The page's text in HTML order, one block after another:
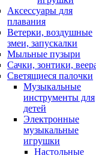
Аксессуары для
плавания
Ветерки, воздушные
змеи, запускалки
Мыльные пузыри
Сачки, зонтики,
Светящиеся палочки
Музыкальные
инструменты для
детей
Электронные
музыкальные
игрушки
Настольные